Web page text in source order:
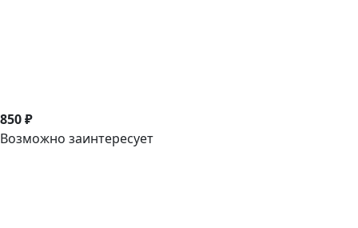
850 ₽
Возможно заинтересует